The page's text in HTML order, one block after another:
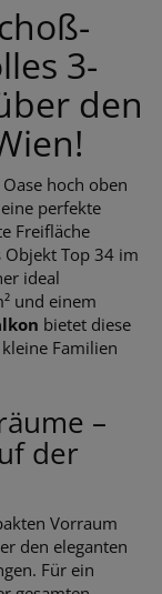
3-
den
hoch oben
perfekte
Freifläche
Objekt Top 34 im
ideal
und einem
bietet diese
Familien
–
der
Vorraum
den eleganten
Für ein